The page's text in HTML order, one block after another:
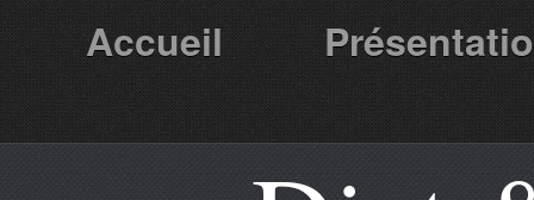
Accueil
Partenaires